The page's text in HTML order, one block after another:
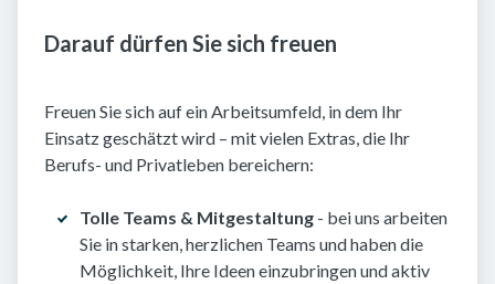
Darauf dürfen Sie sich freuen
Freuen Sie sich auf ein Arbeitsumfeld, in dem Ihr
Einsatz geschätzt wird – mit vielen Extras, die Ihr
Berufs- und Privatleben bereichern:
Tolle Teams & Mitgestaltung - bei uns arbeiten
Sie in starken, herzlichen Teams und haben die
Möglichkeit, Ihre Ideen einzubringen und aktiv